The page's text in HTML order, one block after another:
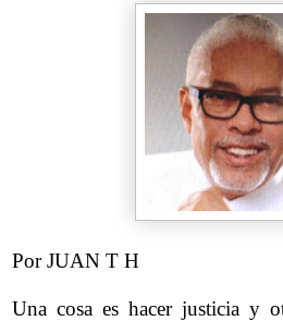
Por JUAN T H
Una cosa es hacer justicia y